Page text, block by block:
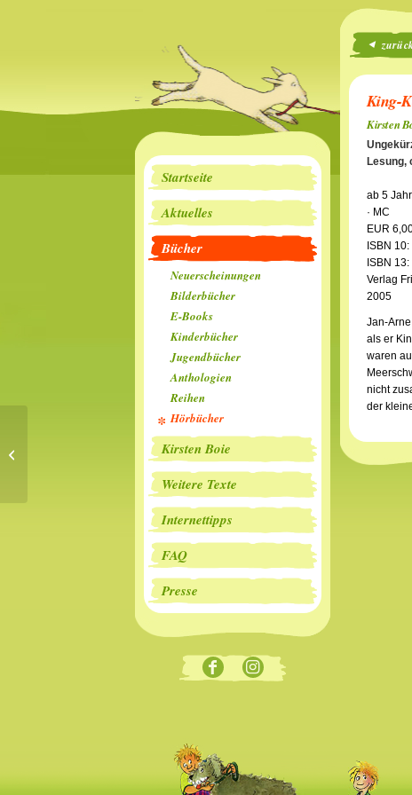
Startseite
Aktuelles
Bücher
Neuerscheinungen
Bilderbücher
E-Books
Kinderbücher
Jugendbücher
Anthologien
Reihen
Hörbücher
Kirsten Boie
Weitere Texte
Internettipps
FAQ
Presse
King-
Kirsten
Lesung,
ab 5
· MC
EUR
ISBN
ISBN
Verlag
2005
Jan-
als er
waren
nicht
der